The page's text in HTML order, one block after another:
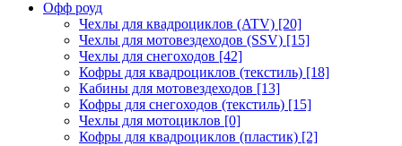
Офф роуд
Чехлы для квадроциклов (ATV) [20]
Чехлы для мотовездеходов (SSV) [15]
Чехлы для снегоходов [42]
Кофры для квадроциклов (текстиль) [18]
Кабины для мотовездеходов [13]
Кофры для снегоходов (текстиль) [15]
Чехлы для мотоциклов [0]
Кофры для квадроциклов (пластик) [2]